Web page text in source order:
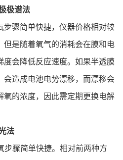
极谱法
步骤简单快捷，仪器价格相对较
但是随着氧气的消耗会在膜和电
度会降低反应速度。如果半透膜
会造成电池电势漂移，而漂移会
氧的浓度，因此需定期更换电解
法
步骤简单快捷。相对前两种方